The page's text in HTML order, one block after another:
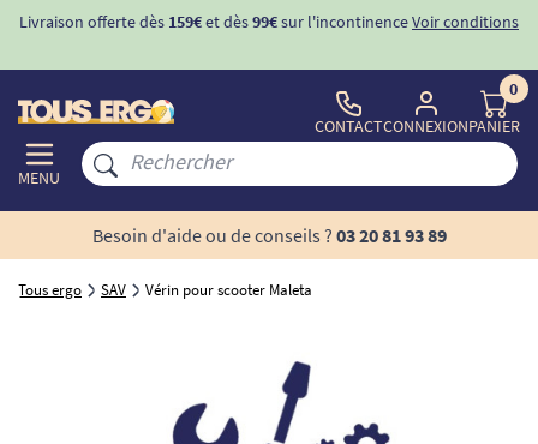
Livraison offerte dès 159€et dès99€sur l'incontinenceVoir conditions
MENU
CONTACTCONNEXION
0
PANIER
Besoin d'aide ou de conseils ? 03 20 81 93 89
Tous ergo SAV Vérin pour scooter Maleta